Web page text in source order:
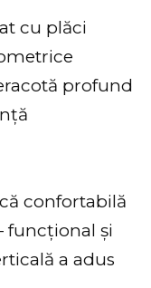
cu plăci
profund
confortabilă
funcțional și
a adus